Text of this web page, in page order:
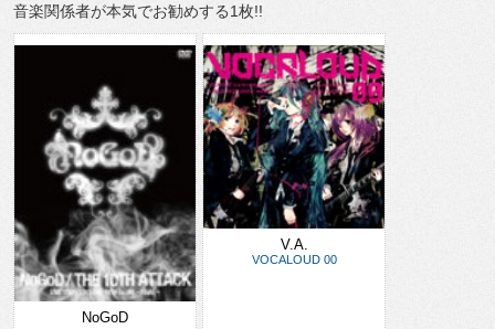
音楽関係者が本気でお勧めする1枚!!
NoGoD
V.A.
VOCALOUD 00